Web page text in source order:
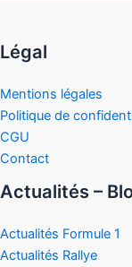
Légal
Mentions légales
Politique de
CGU
Contact
Actualités –
Actualités Formule 1
Actualités Rallye